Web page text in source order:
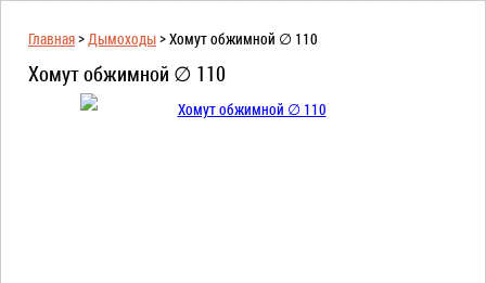
Главная>Дымоходы>Хомут обжимной ∅ 110
Хомут обжимной ∅ 110